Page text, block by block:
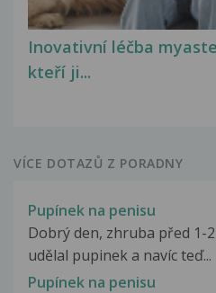
Inovativní léčba
kteří ji...
VÍCE DOTAZŮ Z PORADNY
Pupínek na penisu
Dobrý den, zhruba před 1-
udělal pupinek a navíc teď...
Pupínek na penisu